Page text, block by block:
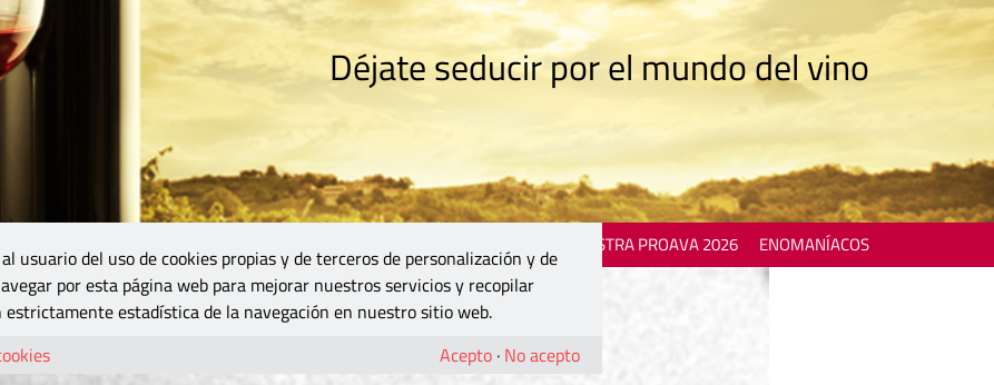
Déjate seducir por el mundo del vino
MOSTRA PROAVA 2026 ENOMANÍACOS
usuario del uso de cookies propias y de terceros de personalización y de
por esta página web para mejorar nuestros servicios y recopilar
estrictamente estadística de la navegación en nuestro sitio web.
Acepto · No acepto